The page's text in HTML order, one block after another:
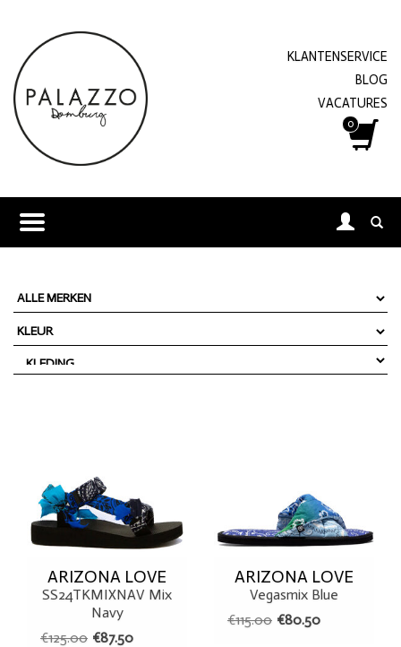
KLANTENSERVICE
BLOG
VACATURES
0
ARIZONA LOVE
SS24TKMIXNAV Mix
Navy
€125.00 €87.50
ARIZONA LOVE
Vegasmix Blue
€115.00 €80.50